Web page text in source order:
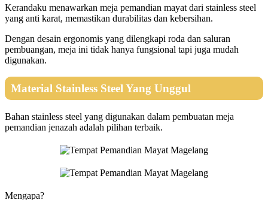
Kerandaku menawarkan meja pemandian mayat dari stainless steel
yang anti karat, memastikan durabilitas dan kebersihan.
Dengan desain ergonomis yang dilengkapi roda dan saluran
pembuangan, meja ini tidak hanya fungsional tapi juga mudah
digunakan.
Material Stainless Steel Yang Unggul
Bahan stainless steel yang digunakan dalam pembuatan meja
pemandian jenazah adalah pilihan terbaik.
Mengapa?